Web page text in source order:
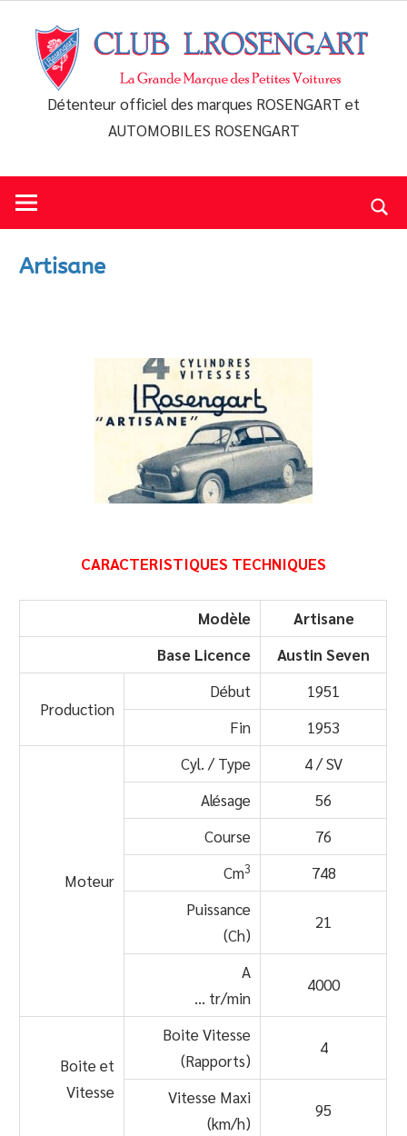
content
Club
L.Rosengart
Détenteur officiel des marques ROSENGART et
AUTOMOBILES ROSENGART
Artisane
CARACTERISTIQUES TECHNIQUES
Modèle
Artisane
Base Licence
Austin Seven
Production
Début
1951
Fin
1953
Moteur
Cyl. / Type
4 / SV
Alésage
56
Course
76
Cm3
748
Puissance
(Ch)
21
A
… tr/min
4000
Boite et
Vitesse
Boite Vitesse
(Rapports)
4
Vitesse Maxi
(km/h)
95